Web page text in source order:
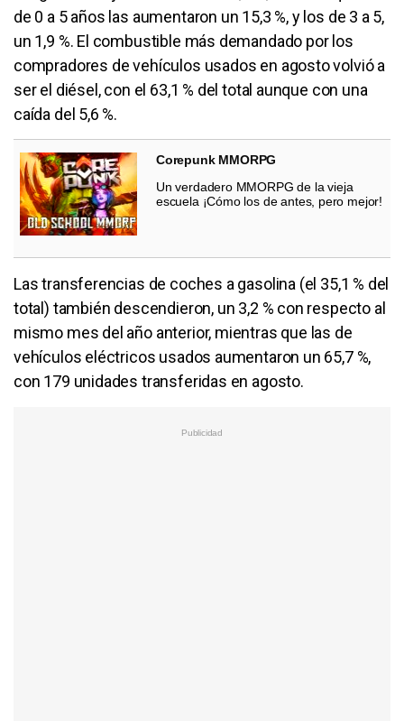
de 0 a 5 años las aumentaron un 15,3 %, y los de 3 a 5,
un 1,9 %. El combustible más demandado por los
compradores de vehículos usados en agosto volvió a
ser el diésel, con el 63,1 % del total aunque con una
caída del 5,6 %.
Corepunk MMORPG
Un verdadero MMORPG de la vieja
escuela ¡Cómo los de antes, pero mejor!
Las transferencias de coches a gasolina (el 35,1 % del
total) también descendieron, un 3,2 % con respecto al
mismo mes del año anterior, mientras que las de
vehículos eléctricos usados aumentaron un 65,7 %,
con 179 unidades transferidas en agosto.